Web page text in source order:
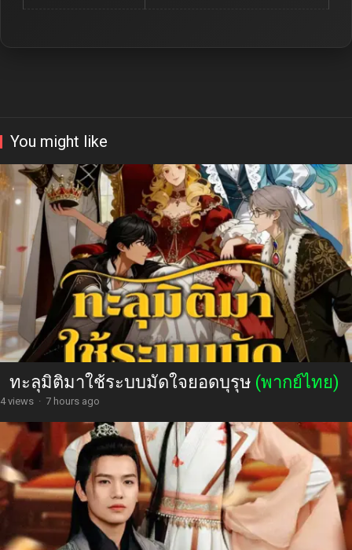
You might like
ทะลุมิติมาใช้ระบบมัดใจยอดบุรุษ (พากย์ไทย)
4 views · 7 hours ago